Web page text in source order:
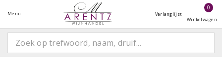
Menu Verlanglijst
0
Winkelwagen